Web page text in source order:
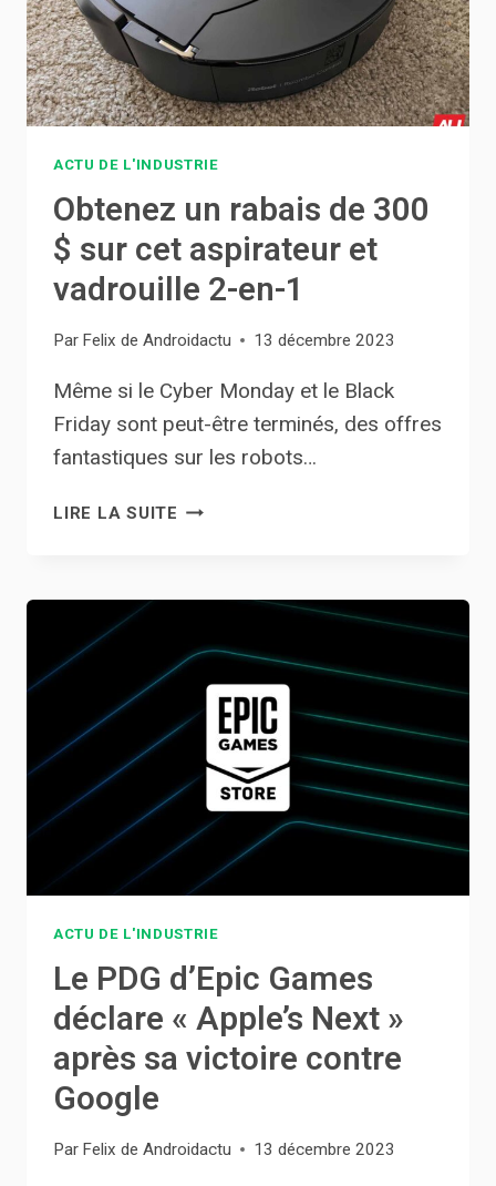
ACTU DE L'INDUSTRIE
Obtenez un rabais de 300
$ sur cet aspirateur et
vadrouille 2-en-1
Par Felix de Androidactu 13 décembre 2023
Même si le Cyber ​​Monday et le Black
Friday sont peut-être terminés, des offres
fantastiques sur les robots…
LIRE LA SUITE OBTENEZ
SUR
CET
ASPIRATEUR
VADROUILLE
2-
EN-
1
ACTU DE L'INDUSTRIE
Le PDG d’Epic Games
déclare « Apple’s Next »
après sa victoire contre
Google
Par Felix de Androidactu 13 décembre 2023